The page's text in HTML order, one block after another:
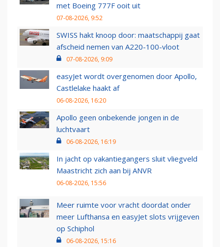
met Boeing 777F ooit uit
07-08-2026, 9:52
SWISS hakt knoop door: maatschappij gaat
afscheid nemen van A220-100-vloot
07-08-2026, 9:09
easyJet wordt overgenomen door Apollo,
Castlelake haakt af
06-08-2026, 16:20
Apollo geen onbekende jongen in de
luchtvaart
06-08-2026, 16:19
In jacht op vakantiegangers sluit vliegveld
Maastricht zich aan bij ANVR
06-08-2026, 15:56
Meer ruimte voor vracht doordat onder
meer Lufthansa en easyJet slots vrijgeven
op Schiphol
06-08-2026, 15:16